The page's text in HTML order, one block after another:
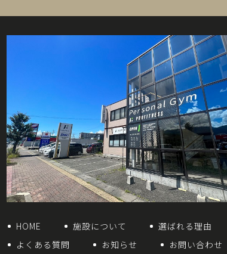
HOME 施設について 選ばれる理由
よくある質問
お知らせ お問い合わせ